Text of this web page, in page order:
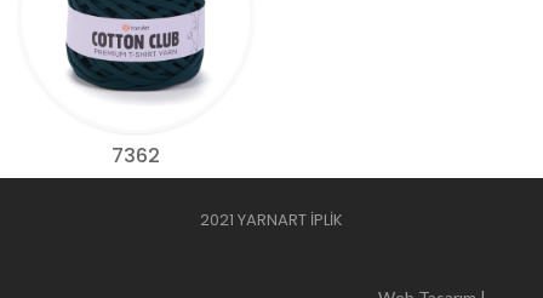
7362
2021 YARNART İPLİK